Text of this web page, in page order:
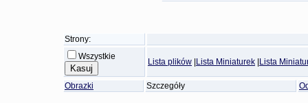
Strony:
Wszystkie
Lista plików Lista Miniaturek Lista
Obrazki Szczegóły